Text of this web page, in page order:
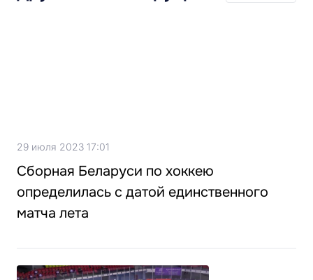
29 июля 2023 17:01
Сборная Беларуси по хоккею
определилась с датой единственного
матча лета